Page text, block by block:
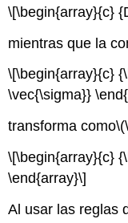
\[\begin{array}{c}
mientras que la
\[\begin{array}{c}
\vec{\sigma}}
transforma como
\[\begin{array}{c}
\end{array}\]
Al usar las reglas